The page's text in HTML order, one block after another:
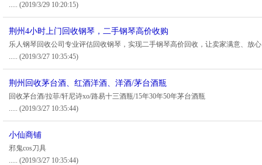
..... (2019/3/29 10:20:15)
荆州4小时上门回收钢琴，二手钢琴高价收购
乐人钢琴回收公司专业评估回收钢琴，实现二手钢琴高价回收，让卖家满意、放
..... (2019/3/27 10:35:45)
荆州回收茅台酒、红酒洋酒、洋酒/茅台酒瓶
回收茅台酒/拉菲/轩尼诗xo/路易十三酒瓶/15年30年50年茅台酒瓶
..... (2019/3/27 10:35:44)
小仙商铺
邪鬼cos刀具
..... (2019/3/27 10:35:44)